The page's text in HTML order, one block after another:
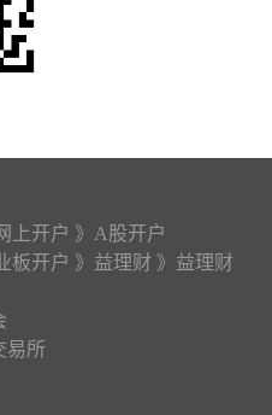
上开户 》A股开户
板开户 》益理财 》益理财
易所